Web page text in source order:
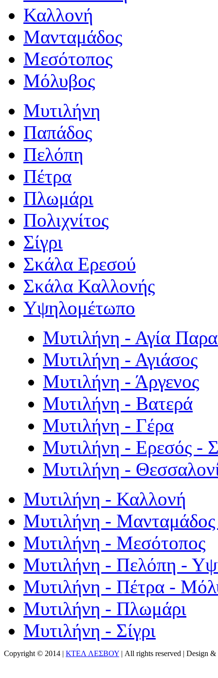
Καλλονή
Μανταμάδος
Μεσότοπος
Μόλυβος
Μυτιλήνη
Παπάδος
Πελόπη
Πέτρα
Πλωμάρι
Πολιχνίτος
Σίγρι
Σκάλα Ερεσού
Σκάλα Καλλονής
Υψηλομέτωπο
Μυτιλήνη - Αγία
Μυτιλήνη - Αγιάσος
Μυτιλήνη - Άργενος
Μυτιλήνη - Βατερά
Μυτιλήνη - Γέρα
Μυτιλήνη - Ερεσός -
Μυτιλήνη -
Μυτιλήνη - Καλλονή
Μυτιλήνη - Μανταμάδος
Μυτιλήνη - Μεσότοπος
Μυτιλήνη - Πελόπη -
Μυτιλήνη - Πέτρα -
Μυτιλήνη - Πλωμάρι
Μυτιλήνη - Σίγρι
Copyright © 2014 | ΚΤΕΛ ΛΕΣΒΟΥ | All rights reserved | Design &